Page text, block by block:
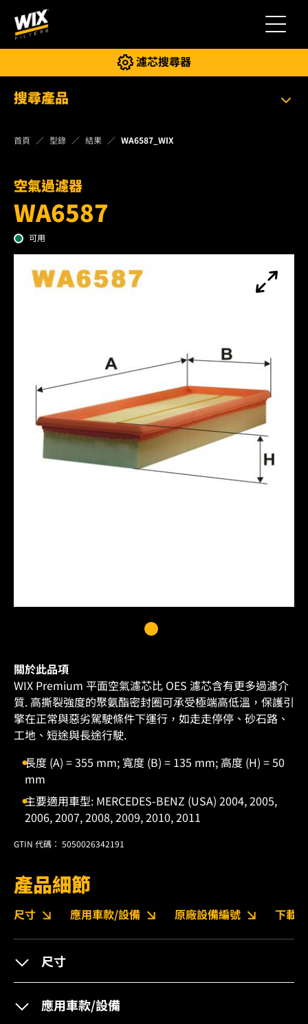
切換導航
濾芯搜尋器
搜尋產品
首頁 型錄 結果 WA6587_WIX
空氣過濾器
WA6587
可用
關於此品項
WIX Premium 平面空氣濾芯比 OES 濾芯含有更多過濾介
質. 高撕裂強度的聚氨酯密封圈可承受極端高低溫，保護引
擎在正常與惡劣駕駛條件下運行，如走走停停、砂石路、
工地、短途與長途行駛.
長度 (A) = 355 mm; 寬度 (B) = 135 mm; 高度 (H) = 50
mm
主要適用車型: MERCEDES-BENZ (USA) 2004, 2005,
2006, 2007, 2008, 2009, 2010, 2011
GTIN 代碼： 5050026342191
產品細節
尺寸 應用車款/設備 原廠設備編號 下載
尺寸
應用車款/設備